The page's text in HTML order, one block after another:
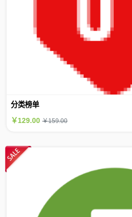
分类榜单
￥129.00 ￥159.00